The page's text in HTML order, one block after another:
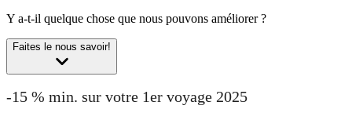
Y a-t-il quelque chose que nous pouvons améliorer ?
Faites le nous savoir!
-15 % min. sur votre 1er voyage 2025